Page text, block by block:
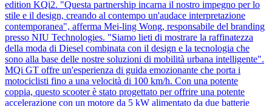
edition KQi2. "Questa partnership incarna il nostro impegno per lo
stile e il design, creando al contempo un'audace interpretazione
contemporanea", afferma Mei-ling Wong, responsabile del branding
presso NIU Technologies. "Siamo lieti di mostrare la raffinatezza
della moda di Diesel combinata con il design e la tecnologia che
sono alla base delle nostre soluzioni di mobilità urbana intelligente".
MQi GT offre un'esperienza di guida emozionante che porta i
motociclisti fino a una velocità di 100 km/h. Con una potente
coppia, questo scooter è stato progettato per offrire una potente
accelerazione con un motore da 5 kW alimentato da due batterie